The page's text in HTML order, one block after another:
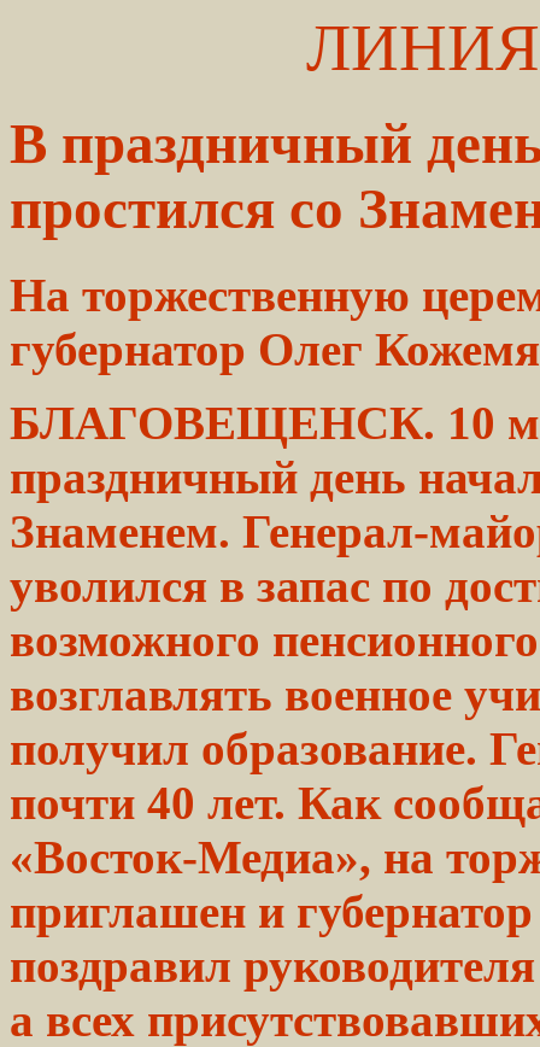
В праздничный
простился со
На торжественную
губернатор Олег
БЛАГОВЕЩЕНСК. 10
праздничный день
Знаменем. Генерал-
уволился в запас по
возможного
возглавлять военное
получил образование.
почти 40 лет. Как
«Восток-Медиа», на
приглашен и губернатор
поздравил
а всех